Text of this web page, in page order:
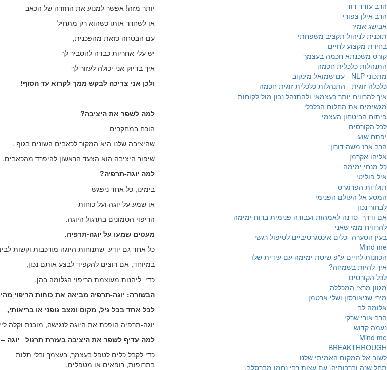
הרב עודד דוד
הרב אילן צפורי
אבישג אמיר
תוכנית לניהול תקציב משפחתי
בחירת מקצוע לחיים
קורס משכנתא חכמה בעצמך
התנהלות כלכלית חכמה
מתכוני NLP - עם שמואל מינקוב
כלכלה זוגית - התנהלות כלכלית זוגית חכמה
איך להרוויח יותר כעצמאי ולהתנהל נכון מול לקוחות
מגשימים את החלום הכלכלי
פיתוח הביטחון העצמי
לכל הקורסים
יפתח שוע
הרב ארז משה דורון
אליהו אקרמן
כל מנחי ימימה
איל פוליטי
תולדות הפרוגרס
המסע אל העולם הפנימי
לבחור נכון
אם ודרך- סדנה לאמהות ועבודה פנימית ברוח ימימה
להרוויח ממי שאני
בעין הסערה- כלים אינטגרטיביים לטיפול רגשי
Mind me
הכוונות לחיים ע"פ שיטת ימימה עם עידית שלו
איך להיות בשמחה?
לכל הקורסים
מגוון מרצי המכללה
מירי שניאורסון ושלי ארטמן
אלומה לב
הרב אורי שרקי
נעמה קדוש
Mind me
BREAKTHROUGH
לשוב אל המקום האמיתי שלנו
תחל שנה וברכותיה. עם עצות רבי נחמן מברסלב.
יותר מזה! אפשר למנוע את החזרה של הכאב
או לשחרר אותו כשהוא רק מתחיל
עם הבטחה כזאת מהפכנית,
יש עלי אחריות כבדה להסביר לך
איך בדיוק אני יכולה לעזור לך
ולכן אני צריכה לבקש ממך לקרוא עד הסוף!
למה לשפר את היציבה?
הוכח במחקרים
שהיציבה שלנו היא המקור לכאבים השונים בגוף .
שיפור היציבה הוא הצעד הראשון להיפרד מהכאבים.
למה יוגה-תרפיה?
בימינו, כל אחד ניפגש
או שמע על יוגה ועל כוחות
הריפוי הטמונים בתרגול היוגה.
מעטים שמעו על יוגה-תרפיה.
כל אחד גם יודע שתנוחות היוגה מורכבות וקשות
במיוחד, אם רוצים להקפיד לבצע אותם נכון,
כדי ליהנות מעוצמת הריפוי הגלומה בהן.
הבשורה: יוגה-תרפיה מביאה את כוחות הריפוי
לכל אחד בכל גיל, מקום ומצב גופני או בריאותי,
יוגה-תרפיה הופכת את היוגה לנגישה, מובנת וקלה
למה עדיף לשפר את היציבה בעזרת תרגול
יוגה
כדי לקבל כלים לטפל בעצמך, בעצמך ובלי תלות
בתרופות, רופאים או מטפלים.